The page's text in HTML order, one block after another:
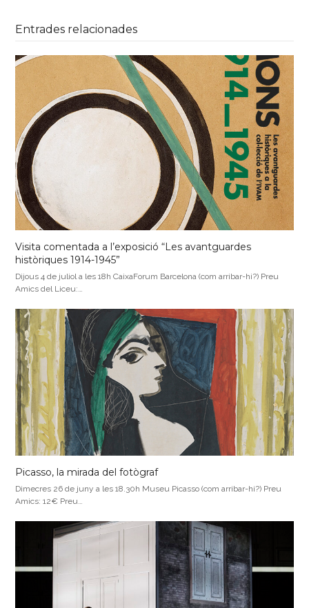
Entrades relacionades
Visita comentada a l’exposició “Les avantguardes
històriques 1914-1945”
Dijous 4 de juliol a les 18h CaixaForum Barcelona (com arribar-hi?) Preu
Amics del Liceu:…
Picasso, la mirada del fotògraf
Dimecres 26 de juny a les 18.30h Museu Picasso (com arribar-hi?) Preu
Amics: 12€ Preu…